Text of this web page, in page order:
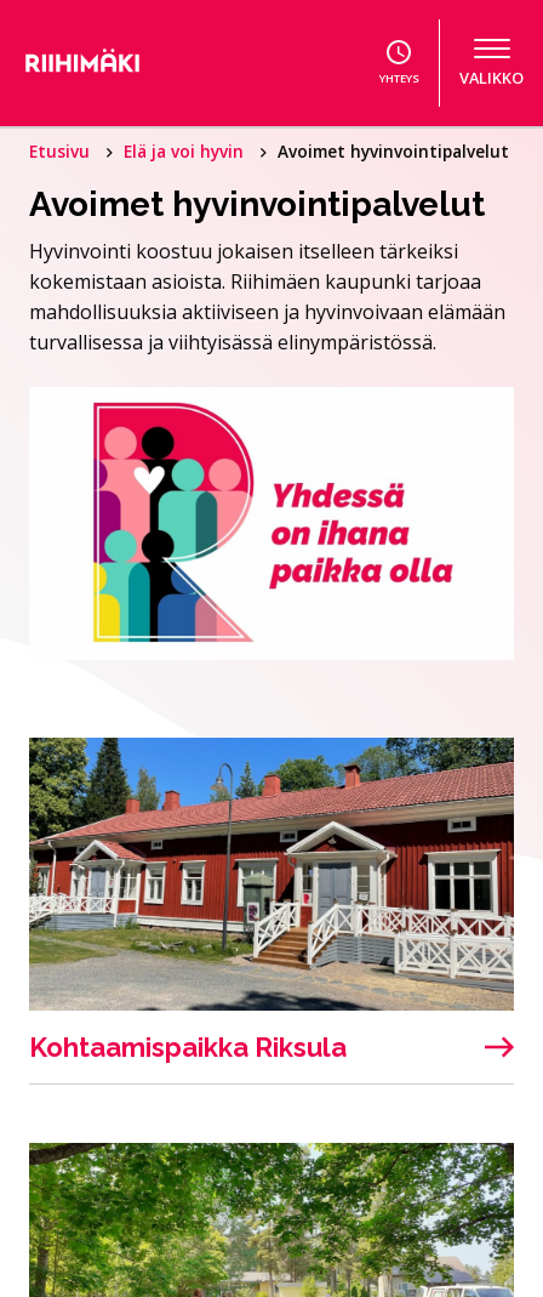
YHTEYS VALIKKO
Etusivu Elä ja voi hyvin Avoimet hyvinvointipalvelut
Avoimet hyvinvointipalvelut
Hyvinvointi koostuu jokaisen itselleen tärkeiksi
kokemistaan asioista. Riihimäen kaupunki tarjoaa
mahdollisuuksia aktiiviseen ja hyvinvoivaan elämään
turvallisessa ja viihtyisässä elinympäristössä.
Kohtaamispaikka Riksula